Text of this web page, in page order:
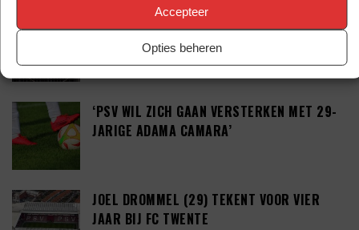
Accepteer
Opties beheren
‘PSV IN ONDERHANDELING MET HET
SCHOTSE RANGERS FC’
‘PSV WIL ZICH GAAN VERSTERKEN MET 29-
JARIGE ADAMA CAMARA’
JOEL DROMMEL (29) TEKENT VOOR VIER
JAAR BIJ FC TWENTE